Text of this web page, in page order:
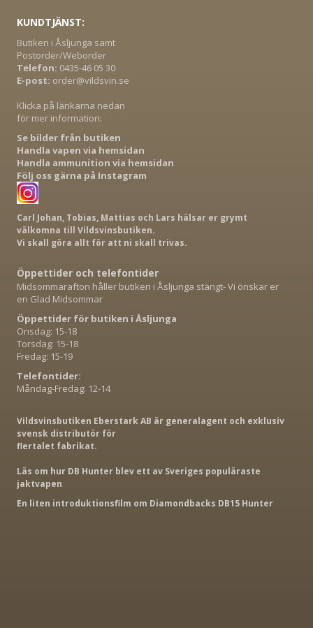
KUNDTJÄNST:
Butiken i Åsljunga samt
Postorder/Weborder
Telefon: 0435-46 05 30
E-post: order@vildsvin.se
Klicka på länkarna nedan
för mer information:
Se bilder från butiken
Handla vapen via hemsidan
Handla ammunition via hemsidan
Följ oss gärna på Instagram
Carl Johan, Tobias, Mattias och Lars hälsar er grymt
välkomna till Vildsvinsbutiken.
Vi skall göra allt för att ni skall trivas.
Öppettider och telefontider
Midsommarafton håller butiken i Åsljunga stängt- Vi önskar er
en Glad Midsommar
Öppettider för butiken i Åsljunga
Onsdag: 15-18
Torsdag: 15-18
Fredag: 15-19
Telefontider:
Måndag-Fredag: 12-14
Vildsvinsbutiken Eberstark AB är generalagent och exklusiv
svensk distributör för
flertalet fabrikat.
Läs om hur DB Hunter blev ett av Sveriges populäraste
jaktvapen
En liten introduktionsfilm om Diamondbacks DB15 Hunter